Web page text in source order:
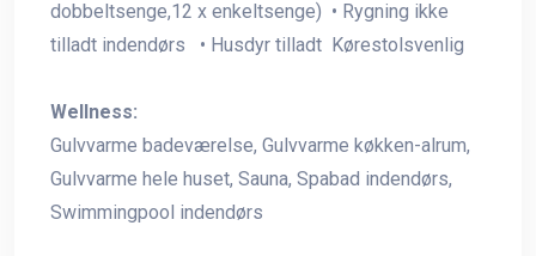
dobbeltsenge,12 x enkeltsenge) • Rygning ikke
tilladt indendørs • Husdyr tilladt Kørestolsvenlig
Wellness:
Gulvvarme badeværelse, Gulvvarme køkken-alrum,
Gulvvarme hele huset, Sauna, Spabad indendørs,
Swimmingpool indendørs